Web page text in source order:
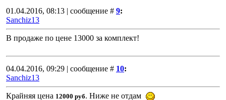
01.04.2016, 08:13 | сообщение # 9:
Sanchiz13
В продаже по цене 13000 за комплект!
04.04.2016, 09:29 | сообщение # 10:
Sanchiz13
Крайняя цена 12000 руб. Ниже не отдам